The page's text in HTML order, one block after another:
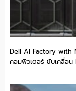
Dell AI Factory with
คอมพิวเตอร์ ขับเคลื่อน